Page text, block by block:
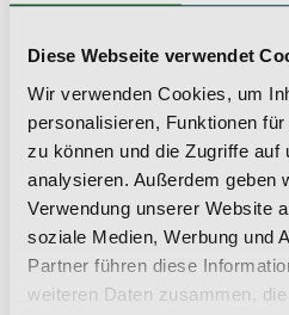
Diese Webseite verwendet
Wir verwenden Cookies, um
personalisieren, Funktionen
zu können und die Zugriffe auf
analysieren. Außerdem geben
Verwendung unserer Website
soziale Medien, Werbung und
Partner führen diese
weiteren Daten zusammen,
Zinshaus Investments GmbH
Mevissenstraße 1
+49 (0) 221 / 984 310 - 0
koeln@saeger-cie.com
LEIPZIG
SAEGER & CIE.
Zinshaus Investments GmbH
Karl-Rothe-Straße 13